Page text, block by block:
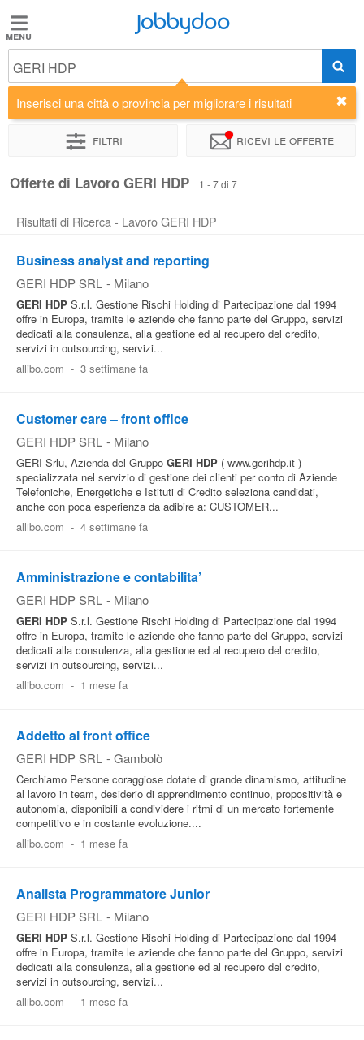
Jobbydoo
Offerte
di
lavoro
Elenco
Blog
Offerte
Area
Aziende
Jobbydoo
GERI HDP
Inserisci una città o provincia per migliorare i risultati
Filtri Ricevi le offerte
Offerte di Lavoro GERI HDP 1 - 7 di 7
Risultati di Ricerca - Lavoro GERI HDP
Business analyst and reporting
GERI HDP SRL - Milano
GERI HDP S.r.l. Gestione Rischi Holding di Partecipazione dal 1994
offre in Europa, tramite le aziende che fanno parte del Gruppo, servizi
dedicati alla consulenza, alla gestione ed al recupero del credito,
servizi in outsourcing, servizi...
allibo.com - 3 settimane fa
Customer care – front office
GERI HDP SRL - Milano
GERI Srlu, Azienda del Gruppo GERI HDP ( www.gerihdp.it )
specializzata nel servizio di gestione dei clienti per conto di Aziende
Telefoniche, Energetiche e Istituti di Credito seleziona candidati,
anche con poca esperienza da adibire a: CUSTOMER...
allibo.com - 4 settimane fa
Amministrazione e contabilita’
GERI HDP SRL - Milano
GERI HDP S.r.l. Gestione Rischi Holding di Partecipazione dal 1994
offre in Europa, tramite le aziende che fanno parte del Gruppo, servizi
dedicati alla consulenza, alla gestione ed al recupero del credito,
servizi in outsourcing, servizi...
allibo.com - 1 mese fa
Addetto al front office
GERI HDP SRL - Gambolò
Cerchiamo Persone coraggiose dotate di grande dinamismo, attitudine
al lavoro in team, desiderio di apprendimento continuo, propositività e
autonomia, disponibili a condividere i ritmi di un mercato fortemente
competitivo e in costante evoluzione....
allibo.com - 1 mese fa
Analista Programmatore Junior
GERI HDP SRL - Milano
GERI HDP S.r.l. Gestione Rischi Holding di Partecipazione dal 1994
offre in Europa, tramite le aziende che fanno parte del Gruppo, servizi
dedicati alla consulenza, alla gestione ed al recupero del credito,
servizi in outsourcing, servizi...
allibo.com - 1 mese fa